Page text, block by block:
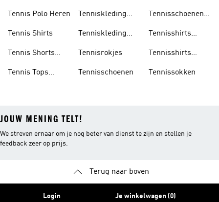
Tennis Polo Heren
Tennis Shirts
Tennis Shorts
Tennis Tops
Tenniskleding
Tenniskleding
Tennisrokjes
Tennisschoenen
Tennisschoenen
Tennisshirts
Tennisshirts
Tennissokken
JOUW MENING TELT!
We streven ernaar om je nog beter van dienst te zijn en stellen je
feedback zeer op prijs.
Terug naar boven
Login Je winkelwagen (0)